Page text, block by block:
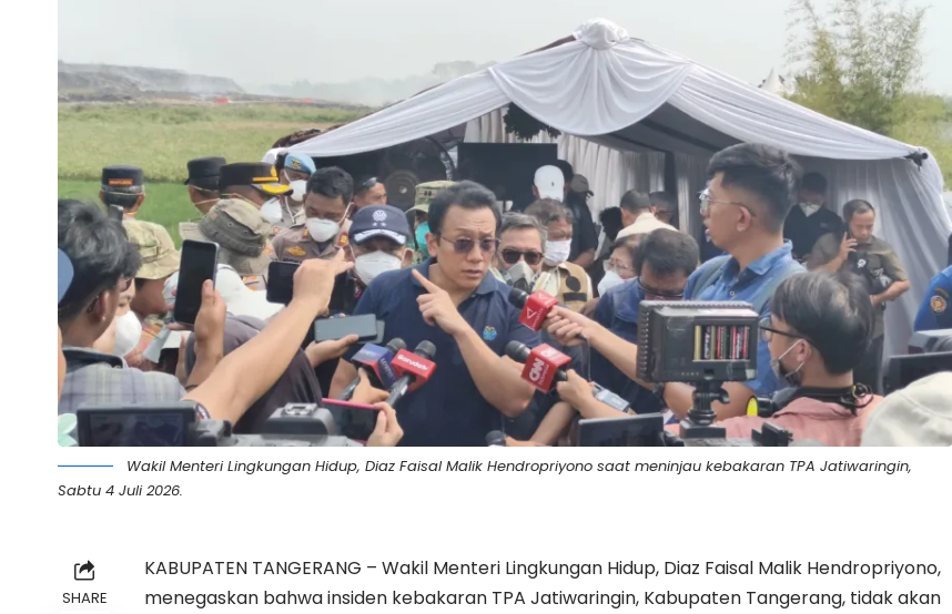
Wakil Menteri Lingkungan Hidup, Diaz Faisal Malik Hendropriyono saat meninjau kebakaran TPA Jatiwaringin,
Sabtu 4 Juli 2026.
SHARE
KABUPATEN TANGERANG – Wakil Menteri Lingkungan Hidup, Diaz Faisal Malik Hendropriyono,
menegaskan bahwa insiden kebakaran TPA Jatiwaringin, Kabupaten Tangerang, tidak akan